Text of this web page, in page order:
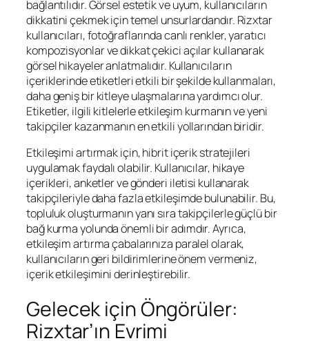
bağlantılıdır. Görsel estetik ve uyum, kullanıcıların
dikkatini çekmek için temel unsurlardandır. Rizxtar
kullanıcıları, fotoğraflarında canlı renkler, yaratıcı
kompozisyonlar ve dikkat çekici açılar kullanarak
görsel hikayeler anlatmalıdır. Kullanıcıların
içeriklerinde etiketleri etkili bir şekilde kullanmaları,
daha geniş bir kitleye ulaşmalarına yardımcı olur.
Etiketler, ilgili kitlelerle etkileşim kurmanın ve yeni
takipçiler kazanmanın en etkili yollarından biridir.
Etkileşimi artırmak için, hibrit içerik stratejileri
uygulamak faydalı olabilir. Kullanıcılar, hikaye
içerikleri, anketler ve gönderi iletisi kullanarak
takipçileriyle daha fazla etkileşimde bulunabilir. Bu,
topluluk oluşturmanın yanı sıra takipçilerle güçlü bir
bağ kurma yolunda önemli bir adımdır. Ayrıca,
etkileşim artırma çabalarınıza paralel olarak,
kullanıcıların geri bildirimlerine önem vermeniz,
içerik etkileşimini derinleştirebilir.
Gelecek için Öngörüler:
Rizxtar’ın Evrimi